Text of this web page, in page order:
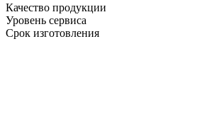
Качество продукции
Уровень сервиса
Срок изготовления